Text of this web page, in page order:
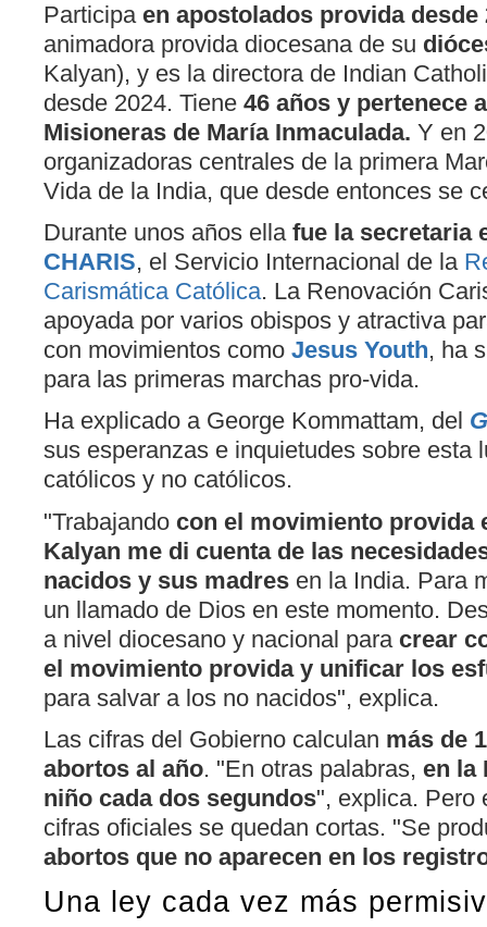
Participa en apostolados provida desde
animadora provida diocesana de su
Kalyan), y es la directora de Indian
desde 2024. Tiene 46 años y pertenece
Misioneras de María Inmaculada. Y en
organizadoras centrales de la primera
Vida de la India, que desde entonces se
Durante unos años ella fue la secretaria
CHARIS, el Servicio Internacional de la
Carismática Católica. La Renovación
apoyada por varios obispos y atractiva
con movimientos como Jesus Youth, ha
para las primeras marchas pro-vida.
Ha explicado a George Kommattam, del
sus esperanzas e inquietudes sobre esta
católicos y no católicos.
"Trabajando con el movimiento provida
Kalyan me di cuenta de las
nacidos y sus madres en la India. Para
un llamado de Dios en este momento.
a nivel diocesano y nacional para crear
el movimiento provida y unificar los
para salvar a los no nacidos", explica.
Las cifras del Gobierno calculan más de
abortos al año. "En otras palabras, en la
niño cada dos segundos", explica. Pero
cifras oficiales se quedan cortas. "Se
abortos que no aparecen en los
Una ley cada vez más